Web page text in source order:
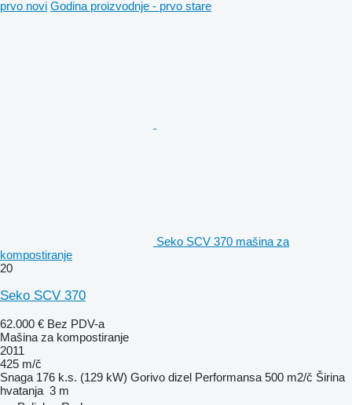
prvo novi Godina proizvodnje - prvo stare
Seko SCV 370 mašina za
kompostiranje
20
Seko SCV 370
62.000 € Bez PDV-a
Mašina za kompostiranje
2011
425 m/č
Snaga 176 k.s. (129 kW) Gorivo dizel Performansa 500 m2/č Širina
hvatanja 3 m